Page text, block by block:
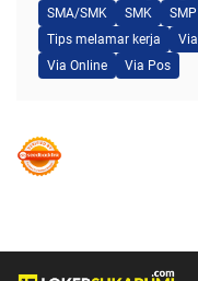
SMA/SMK
SMK SMP
Tips melamar kerja
Via
Via Online
Via Pos